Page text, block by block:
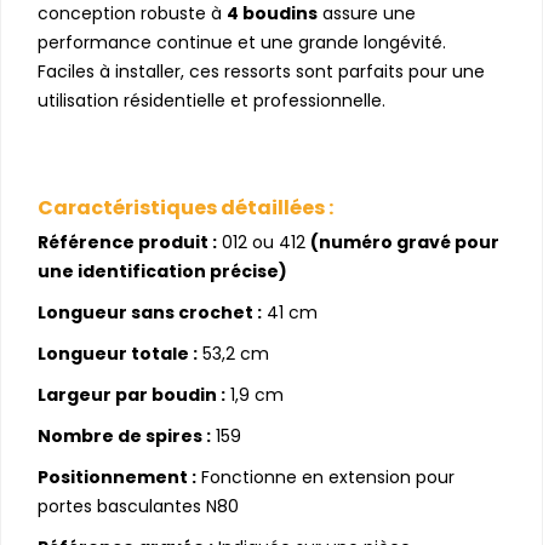
conception robuste à 4 boudins assure une
performance continue et une grande longévité.
Faciles à installer, ces ressorts sont parfaits pour une
utilisation résidentielle et professionnelle.
Caractéristiques détaillées :
Référence produit : 012 ou 412 (numéro gravé pour
une identification précise)
Longueur sans crochet : 41 cm
Longueur totale : 53,2 cm
Largeur par boudin : 1,9 cm
Nombre de spires : 159
Positionnement : Fonctionne en extension pour
portes basculantes N80